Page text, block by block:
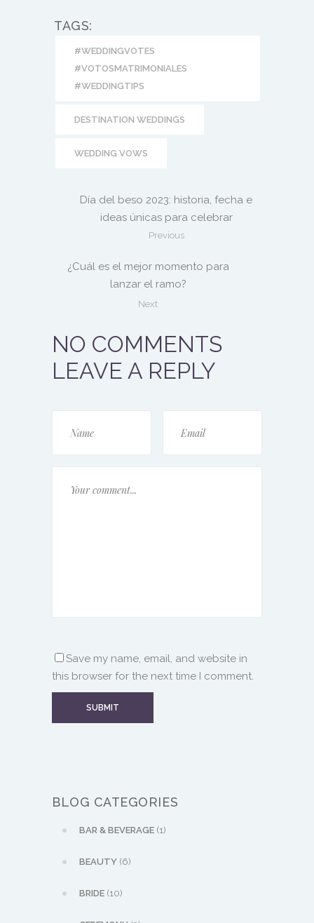
TAGS:
#WEDDINGVOTES
#VOTOSMATRIMONIALES
#WEDDINGTIPS
DESTINATION WEDDINGS
WEDDING VOWS
Día del beso 2023: historia, fecha e
ideas únicas para celebrar
Previous
¿Cuál es el mejor momento para
lanzar el ramo?
Next
NO COMMENTS
LEAVE A REPLY
Save my name, email, and website in
this browser for the next time I comment.
BLOG CATEGORIES
BAR & BEVERAGE (1)
BEAUTY (6)
BRIDE (10)